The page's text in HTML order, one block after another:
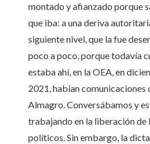
montado y afianzado porque
que iba: a una deriva
siguiente nivel, que la fue
poco a poco, porque todavía
estaba ahí, en la OEA, en
2021, habían comunicaciones
Almagro. Conversábamos y
trabajando en la liberación de
políticos. Sin embargo, la